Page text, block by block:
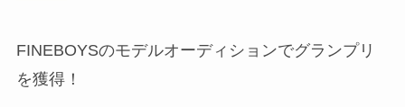
FINEBOYSのモデルオーディションでグランプリ
を獲得！